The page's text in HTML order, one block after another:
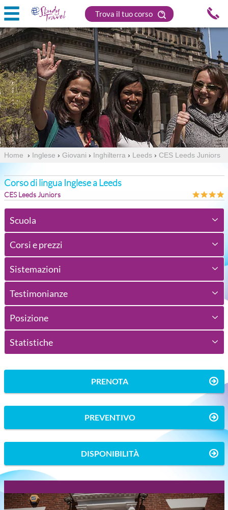
Trova il tuo corso
Home › Inglese › Giovani › Inghilterra › Leeds › CES Leeds Juniors
Corso di lingua Inglese a Leeds
CES Leeds Juniors
Scuola
Corsi e prezzi
Sistemazioni
Testimonianze
Posizione
Statistiche
PRENOTA
PREVENTIVO
DISPONIBILITÀ